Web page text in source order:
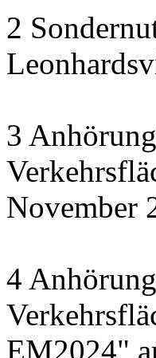
2
3
November
4
EM2024"